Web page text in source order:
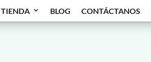
TIENDA BLOG CONTÁCTANOS